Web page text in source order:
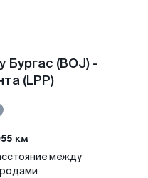
(BOJ) -
(LPP)
км
между